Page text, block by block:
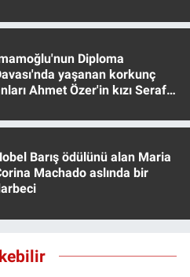
Diploma
yaşanan korkunç
Ahmet Özer'in kızı Seraf
Barış ödülünü alan Maria
Machado aslında bir